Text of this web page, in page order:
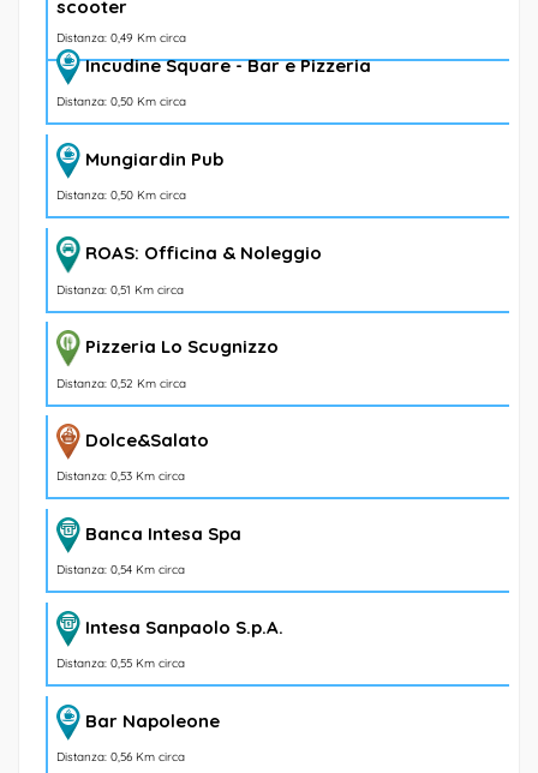
scooter
Distanza: 0,49 Km circa
Incudine Square - Bar e Pizzeria
Distanza: 0,50 Km circa
Mungiardin Pub
Distanza: 0,50 Km circa
ROAS: Officina & Noleggio
Distanza: 0,51 Km circa
Pizzeria Lo Scugnizzo
Distanza: 0,52 Km circa
Dolce&Salato
Distanza: 0,53 Km circa
Banca Intesa Spa
Distanza: 0,54 Km circa
Intesa Sanpaolo S.p.A.
Distanza: 0,55 Km circa
Bar Napoleone
Distanza: 0,56 Km circa